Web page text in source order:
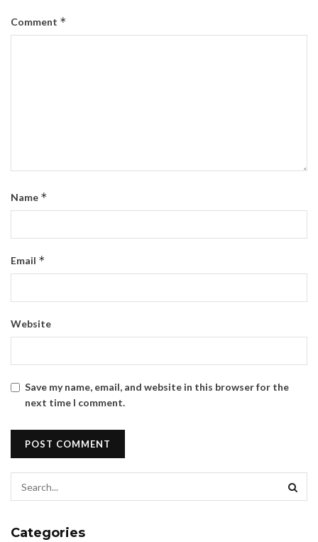
Comment *
Name *
Email *
Website
Save my name, email, and website in this browser for the
next time I comment.
Categories